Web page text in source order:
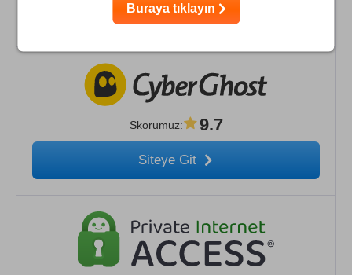
Siteye Git
Skorumuz: 9.7
Siteye Git
Buraya tıklayın